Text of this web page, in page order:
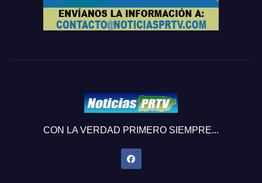
CON LA VERDAD PRIMERO SIEMPRE...